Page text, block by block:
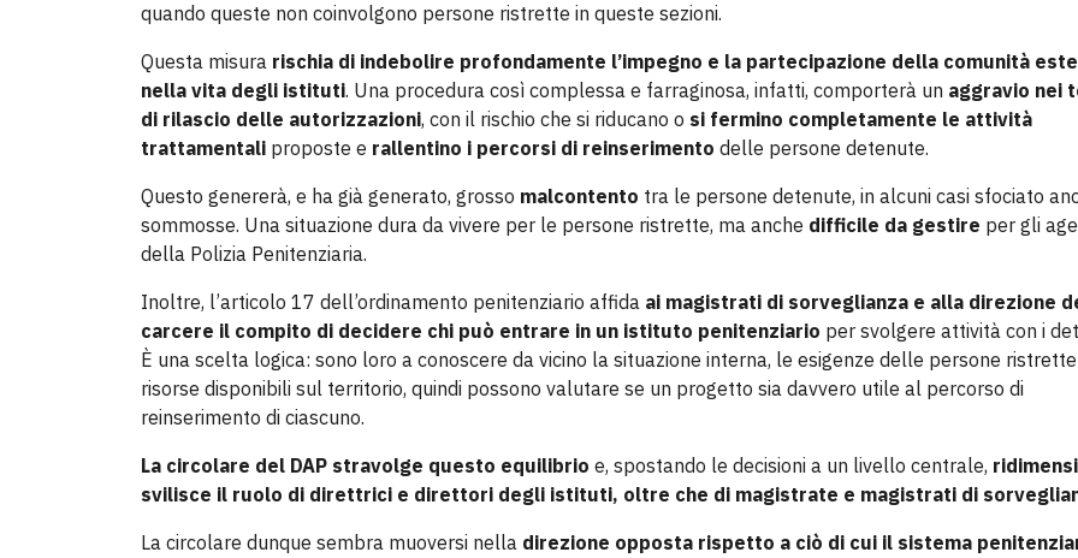
quando queste non coinvolgono persone ristrette in queste sezioni.
Questa misura rischia di indebolire profondamente l’impegno e la partecipazione della comunità
nella vita degli istituti. Una procedura così complessa e farraginosa, infatti, comporterà un aggravio nei
di rilascio delle autorizzazioni, con il rischio che si riducano o si fermino completamente le attività
trattamentali proposte e rallentino i percorsi di reinserimento delle persone detenute.
Questo genererà, e ha già generato, grosso malcontento tra le persone detenute, in alcuni casi sfociato
sommosse. Una situazione dura da vivere per le persone ristrette, ma anche difficile da gestire per gli
della Polizia Penitenziaria.
Inoltre, l’articolo 17 dell’ordinamento penitenziario affida ai magistrati di sorveglianza e alla direzione
carcere il compito di decidere chi può entrare in un istituto penitenziario per svolgere attività con i
È una scelta logica: sono loro a conoscere da vicino la situazione interna, le esigenze delle persone
risorse disponibili sul territorio, quindi possono valutare se un progetto sia davvero utile al percorso di
reinserimento di ciascuno.
La circolare del DAP stravolge questo equilibrio e, spostando le decisioni a un livello centrale,
svilisce il ruolo di direttrici e direttori degli istituti, oltre che di magistrate e magistrati di
La circolare dunque sembra muoversi nella direzione opposta rispetto a ciò di cui il sistema